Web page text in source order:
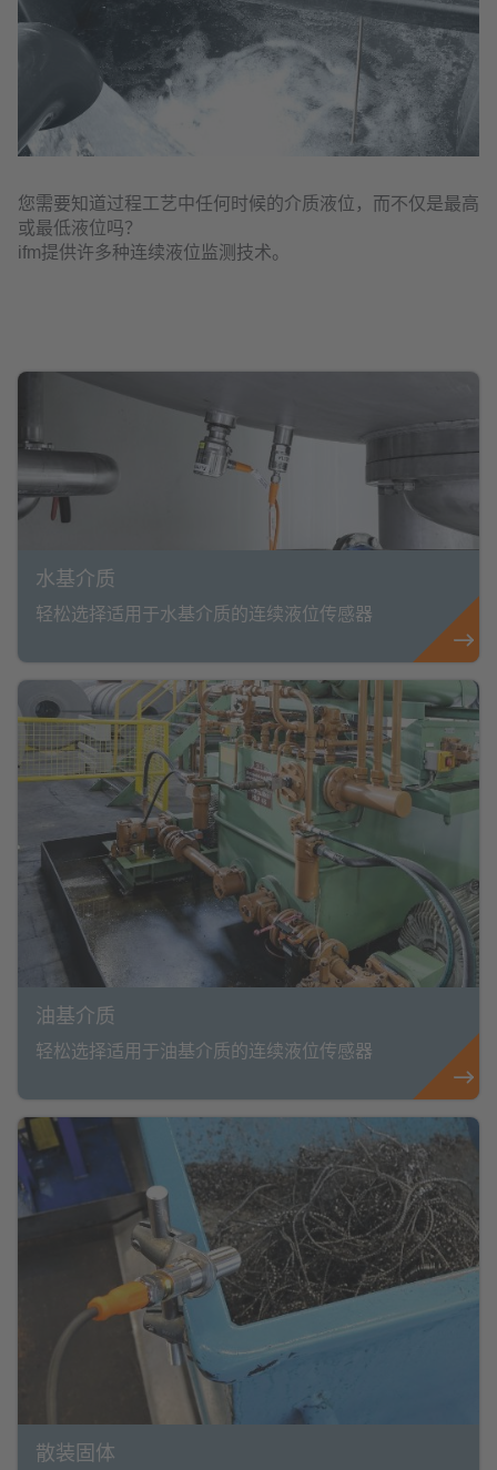
您需要知道过程工艺中任何时候的介质液位，而不仅是最高
或最低液位吗？
ifm提供许多种连续液位监测技术。
水基介质
轻松选择适用于水基介质的连续液位传感器
油基介质
轻松选择适用于油基介质的连续液位传感器
散装固体